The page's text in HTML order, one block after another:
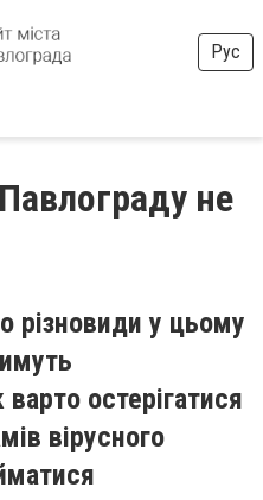
Рус
не
різновиди у цьому
остерігатися
вірусного